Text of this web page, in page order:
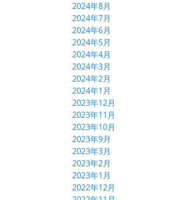
2024年8月
2024年7月
2024年6月
2024年5月
2024年4月
2024年3月
2024年2月
2024年1月
2023年12月
2023年11月
2023年10月
2023年9月
2023年3月
2023年2月
2023年1月
2022年12月